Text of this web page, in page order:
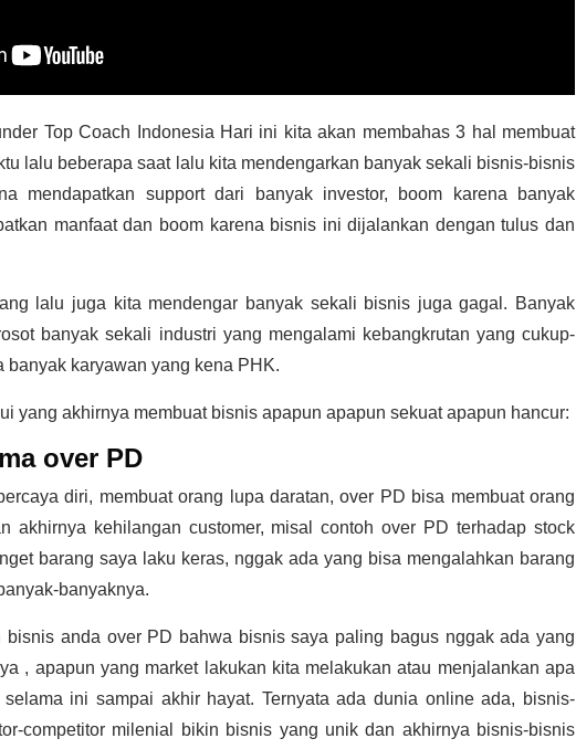
Top Coach Indonesia Hari ini kita akan membahas 3 hal membuat
lalu beberapa saat lalu kita mendengarkan banyak sekali bisnis-bisnis
mendapatkan support dari banyak investor, boom karena banyak
manfaat dan boom karena bisnis ini dijalankan dengan tulus dan
lalu juga kita mendengar banyak sekali bisnis juga gagal. Banyak
banyak sekali industri yang mengalami kebangkrutan yang cukup-
banyak karyawan yang kena PHK.
yang akhirnya membuat bisnis apapun apapun sekuat apapun hancur:
over PD
diri, membuat orang lupa daratan, over PD bisa membuat orang
akhirnya kehilangan customer, misal contoh over PD terhadap stock
barang saya laku keras, nggak ada yang bisa mengalahkan barang
banyaknya.
bisnis anda over PD bahwa bisnis saya paling bagus nggak ada yang
, apapun yang market lakukan kita melakukan atau menjalankan apa
ini sampai akhir hayat. Ternyata ada dunia online ada, bisnis-
competitor milenial bikin bisnis yang unik dan akhirnya bisnis-bisnis